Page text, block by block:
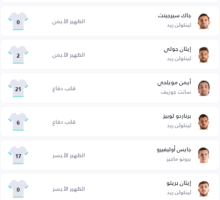
جاك سيرجينت
لينكولن ريد الظهير الأيمن 0
إيثان جولي
لينكولن ريد الظهير الأيمن 2
أيمن مويلحي
سانت جوزيف قلب دفاع 21
برناردو لوبيز
لينكولن ريد قلب دفاع 6
جايس أوليفيرو
برونو ماجيز الظهير الأيسر 17
إيثان بريتو
لينكولن ريد الظهير الأيسر 0